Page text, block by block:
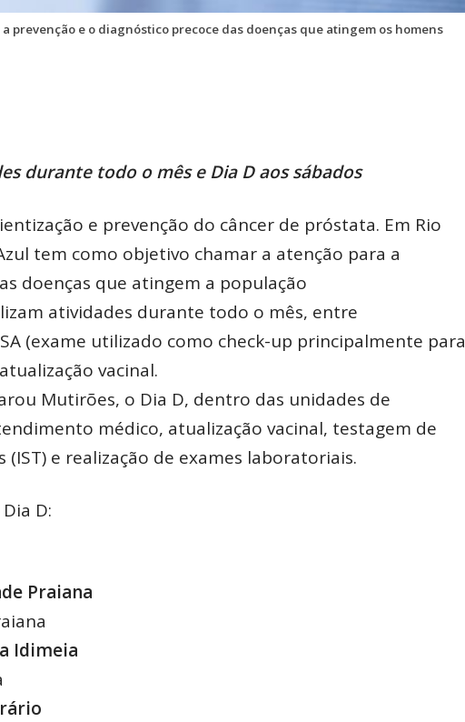
prevenção e o diagnóstico precoce das doenças que atingem os homens
durante todo o mês e Dia D aos sábados
e prevenção do câncer de próstata. Em Rio
tem como objetivo chamar a atenção para a
doenças que atingem a população
atividades durante todo o mês, entre
(exame utilizado como check-up principalmente para
vacinal.
Mutirões, o Dia D, dentro das unidades de
médico, atualização vacinal, testagem de
e realização de exames laboratoriais.
D:
Praiana
Idimeia